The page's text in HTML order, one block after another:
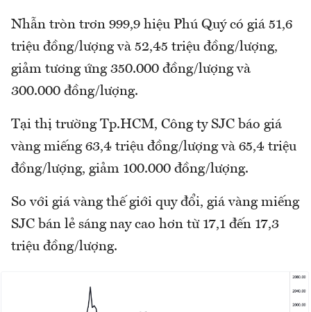
Nhẫn tròn trơn 999,9 hiệu Phú Quý có giá 51,6
triệu đồng/lượng và 52,45 triệu đồng/lượng,
giảm tương ứng 350.000 đồng/lượng và
300.000 đồng/lượng.
Tại thị trường Tp.HCM, Công ty SJC báo giá
vàng miếng 63,4 triệu đồng/lượng và 65,4 triệu
đồng/lượng, giảm 100.000 đồng/lượng.
So với giá vàng thế giới quy đổi, giá vàng miếng
SJC bán lẻ sáng nay cao hơn từ 17,1 đến 17,3
triệu đồng/lượng.